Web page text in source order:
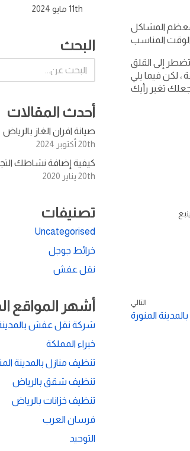
معظم المشاكل
إلى القلق
لكن فيما يلي
التالي
المنورة
11th مايو 2024
البحث
أحدث المقالات
صيانة افران الغاز بالرياض
20th أكتوبر 2024
كيفية إضافة نشاطك
20th يناير 2020
تصنيفات
Uncategorised
خرائط جوجل
نقل عفش
أشهر المواقع
شركة نقل عفش بالمدينة
خبراء المملكة
تنظيف منازل بالمدينة
تنظيف شقق بالرياض
تنظيف خزانات بالرياض
فرسان العرب
التوحيد